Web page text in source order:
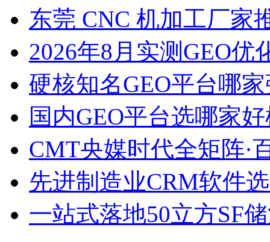
东莞 CNC 机加工厂家
2026年8月实测GEO优
硬核知名GEO平台哪
国内GEO平台选哪家
CMT央媒时代全矩阵·
先进制造业CRM软件
一站式落地50立方SF